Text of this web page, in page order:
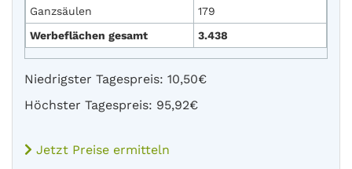
Ganzsäulen
179
Werbeflächen gesamt
3.438
Niedrigster Tagespreis: 10,50€
Höchster Tagespreis: 95,92€
Jetzt Preise ermitteln